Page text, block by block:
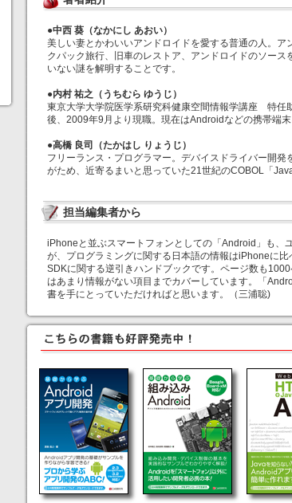
●中西 葵（なかにし あおい）
美しい妻とかわいいアンドロイドを愛する普通の人。
クパック旅行、旧車のレストア、アンドロイドのソー
いない謎を解明することです。
●内村 祐之（うちむら ゆうじ）
東京大学大学院医学系研究科健康空間情報学講座 特任
後、2009年9月より現職。現在はAndroidなどの携帯端
●高橋 良司（たかはし りょうじ）
フリーランス・プログラマー。デバイスドライバー開
がため、近寄るまいと思っていた21世紀のCOBOL「
担当編集者から
iPhoneと並ぶスマートフォンとしての「Android」も、
が、プログラミングに関する日本語の情報はiPhoneに
SDKに関する逆引きハンドブックです。ページ数も
はあまり情報がない項目までカバーしています。「
書を手にとっていただければと思います。（三浦聡)